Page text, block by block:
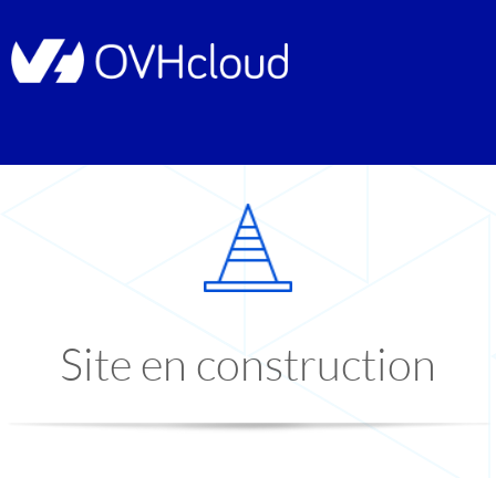
Site en construction